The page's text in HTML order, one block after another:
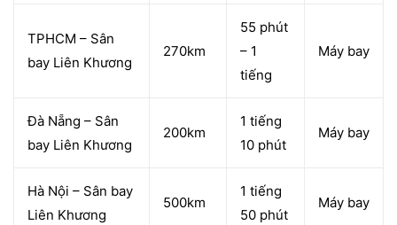
TPHCM – Sân
bay Liên Khương
270km
55 phút
– 1
tiếng
Máy bay
Đà Nẵng – Sân
bay Liên Khương
200km
1 tiếng
10 phút
Máy bay
Hà Nội – Sân bay
Liên Khương
500km
1 tiếng
50 phút
Máy bay